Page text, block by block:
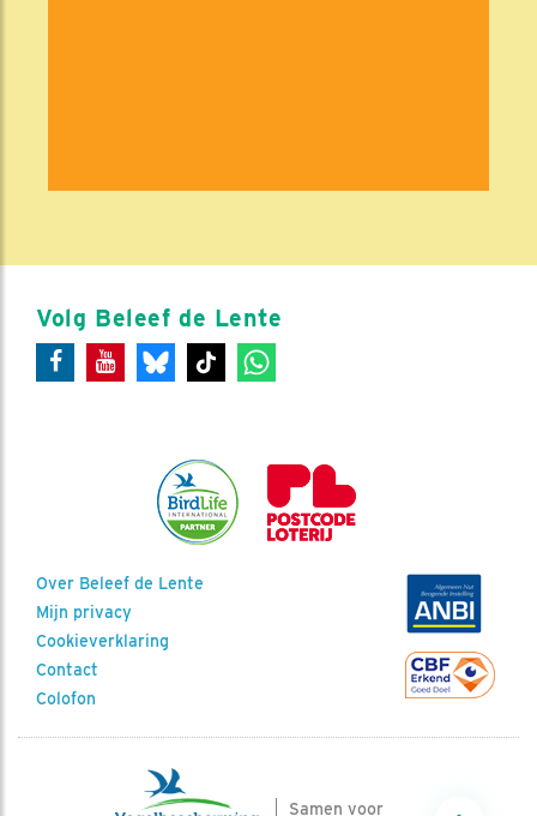
Volg Beleef de Lente
Over Beleef de Lente
Mijn privacy
Cookieverklaring
Contact
Colofon
Samen voor